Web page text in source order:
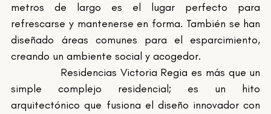
metros de largo es el lugar perfecto para
refrescarse y mantenerse en forma. También se han
diseñado áreas comunes para el esparcimiento,
creando un ambiente social y acogedor.
simple complejo residencial; es un hito
arquitectónico que fusiona el diseño innovador con